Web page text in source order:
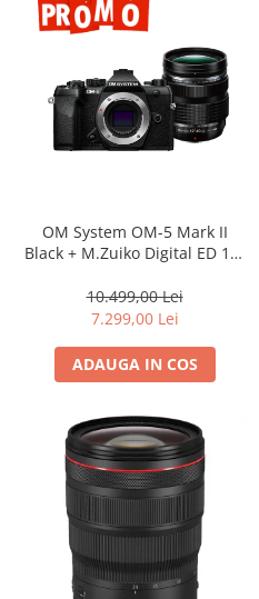
OM System OM-5 Mark II
Black + M.Zuiko Digital ED 12-
camera mirrorless Micro Four
Thirds 20.4MP
10.499,00 Lei
7.299,00 Lei
ADAUGA IN COS